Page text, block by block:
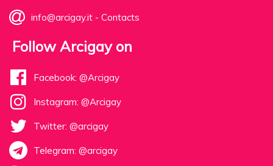
info@arcigay.it - Contacts
Follow Arcigay on
Facebook: @Arcigay
Instagram: @Arcigay
Twitter: @arcigay
Telegram: @arcigay